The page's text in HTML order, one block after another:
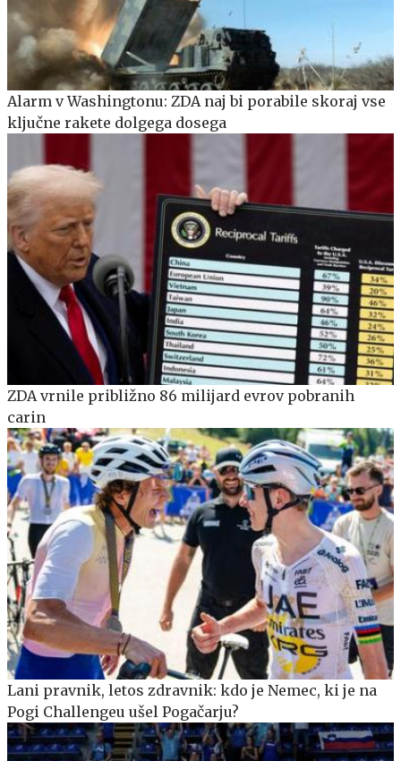
Alarm v Washingtonu: ZDA naj bi porabile skoraj vse
ključne rakete dolgega dosega
ZDA vrnile približno 86 milijard evrov pobranih
carin
Lani pravnik, letos zdravnik: kdo je Nemec, ki je na
Pogi Challengeu ušel Pogačarju?